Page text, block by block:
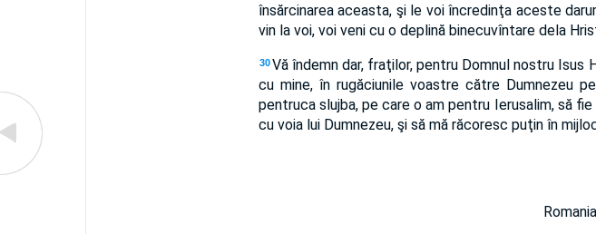
însărcinarea aceasta, şi le voi încredinţa aceste
vin la voi, voi veni cu o deplină binecuvîntare dela
30 Vă îndemn dar, fraţilor, pentru Domnul nostru Isus
cu mine, în rugăciunile voastre către Dumnezeu
pentruca slujba, pe care o am pentru Ierusalim, să
cu voia lui Dumnezeu, şi să mă răcoresc puţin în